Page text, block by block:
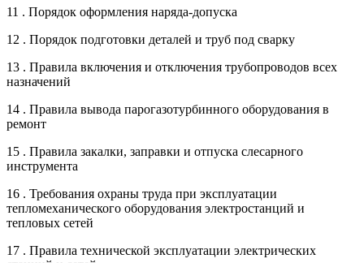
11 . Порядок оформления наряда-допуска
12 . Порядок подготовки деталей и труб под сварку
13 . Правила включения и отключения трубопроводов всех
назначений
14 . Правила вывода парогазотурбинного оборудования в
ремонт
15 . Правила закалки, заправки и отпуска слесарного
инструмента
16 . Требования охраны труда при эксплуатации
тепломеханического оборудования электростанций и
тепловых сетей
17 . Правила технической эксплуатации электрических